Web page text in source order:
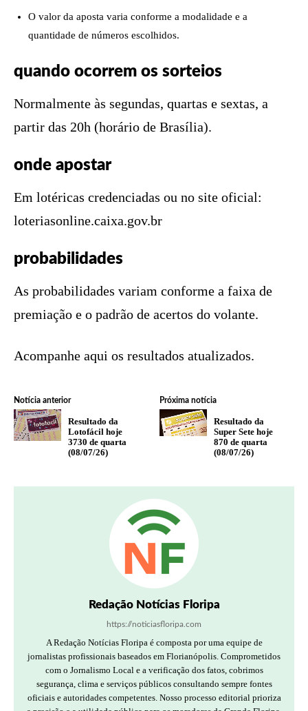
O valor da aposta varia conforme a modalidade e a
quantidade de números escolhidos.
quando ocorrem os sorteios
Normalmente às segundas, quartas e sextas, a
partir das 20h (horário de Brasília).
onde apostar
Em lotéricas credenciadas ou no site oficial:
loteriasonline.caixa.gov.br
probabilidades
As probabilidades variam conforme a faixa de
premiação e o padrão de acertos do volante.
Acompanhe aqui os resultados atualizados.
Notícia anterior
Resultado da
Lotofácil hoje
3730 de quarta
(08/07/26)
Próxima notícia
Resultado da
Super Sete hoje
870 de quarta
(08/07/26)
Redação Notícias Floripa
https://noticiasfloripa.com
A Redação Notícias Floripa é composta por uma equipe de
jornalistas profissionais baseados em Florianópolis. Comprometidos
com o Jornalismo Local e a verificação dos fatos, cobrimos
segurança, clima e serviços públicos consultando sempre fontes
oficiais e autoridades competentes. Nosso processo editorial prioriza